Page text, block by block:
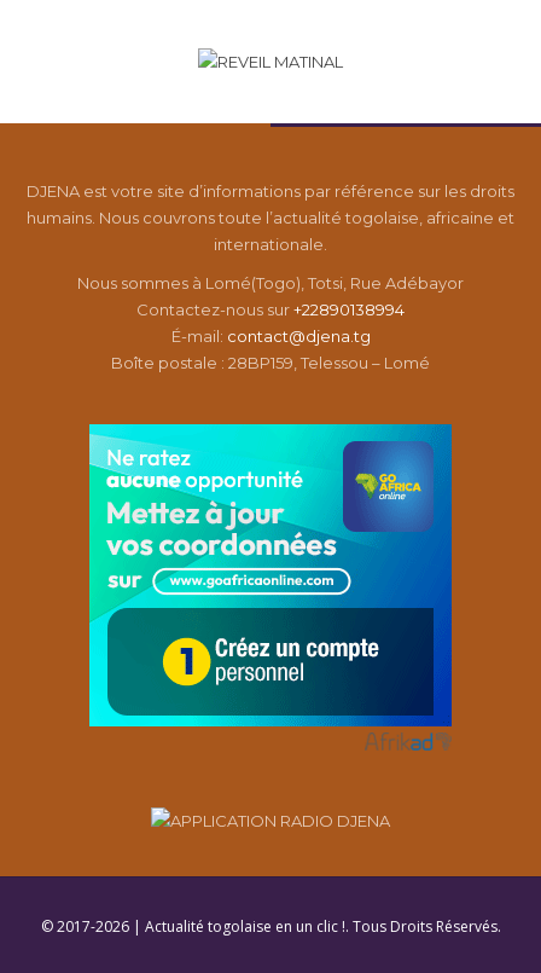
DJENA est votre site d’informations par référence sur les droits
humains. Nous couvrons toute l’actualité togolaise, africaine et
internationale.
Nous sommes à Lomé(Togo), Totsi, Rue Adébayor
Contactez-nous sur+22890138994
É-mail: contact@djena.tg
Boîte postale : 28BP159, Telessou – Lomé
© 2017-2026 | Actualité togolaise en un clic !. Tous Droits Réservés.